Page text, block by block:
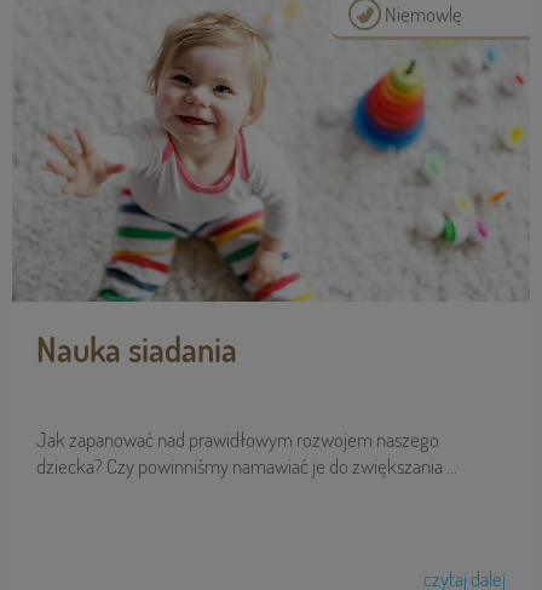
Niemowlę
Nauka siadania
Jak zapanować nad prawidłowym rozwojem naszego
dziecka? Czy powinniśmy namawiać je do zwiększania ...
czytaj dalej